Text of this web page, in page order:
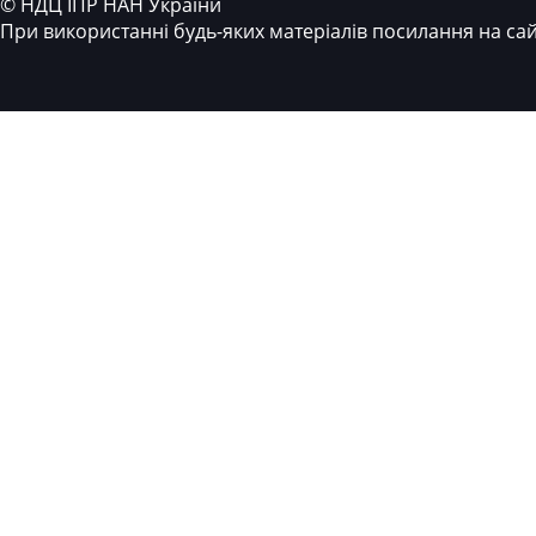
При використанні будь-яких матеріалів посилання на